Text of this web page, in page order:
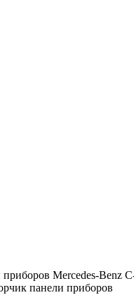
Mercedes-Benz
панели приборов